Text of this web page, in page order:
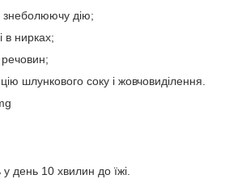
знеболюючу дію;
в нирках;
шлункового соку і жовчовиділення.
день 10 хвилин до їжі.